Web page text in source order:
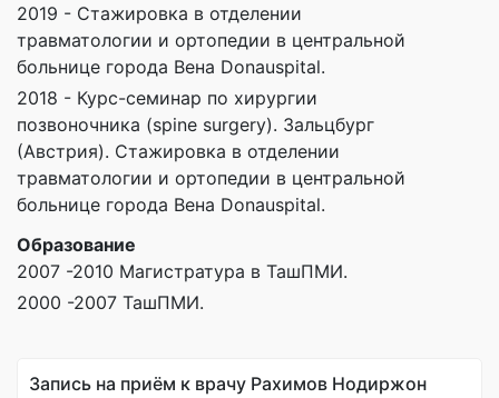
2019 - Стажировка в отделении
травматологии и ортопедии в центральной
больнице города Вена Donauspital.
2018 - Курс-семинар по хирургии
позвоночника (spine surgery). Зальцбург
(Австрия). Стажировка в отделении
травматологии и ортопедии в центральной
больнице города Вена Donauspital.
Образование
2007 -2010 Магистратура в ТашПМИ.
2000 -2007 ТашПМИ.
Запись на приём к врачу Рахимов Нодиржон